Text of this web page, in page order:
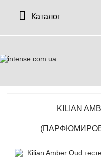
Каталог
KILIAN